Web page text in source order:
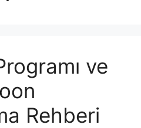
ve
Rehberi